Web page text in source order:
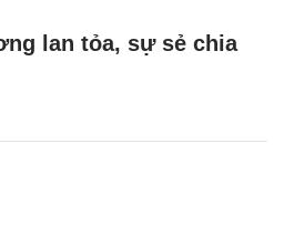
lan tỏa, sự sẻ chia